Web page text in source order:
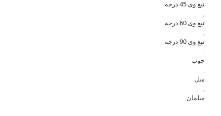
تیغ وی 45 درجه
,
تیغ وی 60 درجه
,
تیغ وی 90 درجه
,
چوب
,
مبل
,
مبلمان